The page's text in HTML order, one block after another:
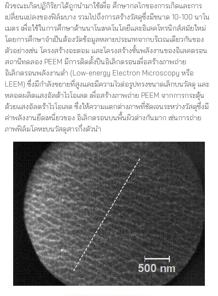
ผิวขณะเกิดปฏิกิริยาได้ถูกนำมาใช้เพื่อ ศึกษากลไกของการเกิดและการ
เปลี่ยนแปลงของฟิล์มบาง รวมไปถึงการสร้างวัสดุซึ่งมีขนาด 10-100 นาโน
เมตร เพื่อใช้ในการศึกษาด้านนาโนเทคโนโลยีและอิเลคโทรนิกส์สมัยใหม่
โดยการศึกษาจำเป็นต้องวัดข้อมูลหลายประเภทจากบริเวณเดียวกันของ
ตัวอย่างเช่น โครงสร้างอะตอม และโครงสร้างชั้นพลังงานของอิเลคตรอน
สถานีทดลอง PEEM มีการติดตั้งปืนอิเล็กตรอนเพื่อสร้างภาพถ่าย
อิเล็กตรอนพลังงานต่ำ (Low-energy Electron Microscopy หรือ
LEEM) ซึ่งมีกำลังขยายที่สูงและมีความไวต่อรูปทรงขนาดเล็กบนวัสดุ และ
หลอดผลิตแสงอัลต้าไวโอเลต เพื่อสร้างภาพถ่าย PEEM จากการกระตุ้น
ด้วยแสงอัลตร้าไวโอเลต ซึ่งให้ความแตกต่างภาพที่ชัดเจนระหว่างวัสดุซึ่งมี
ค่าพลังงานยึดเหนี่ยวของ อิเล็กตรอนบนพื้นผิวต่างกันมาก เช่นการถ่าย
ภาพฟิล์มโลหะบนวัสดุสารกึ่งตัวนำ